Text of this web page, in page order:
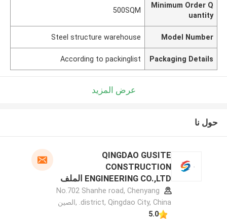
Minimum Order Q
uantity
500SQM
Model Number
Steel structure warehouse
Packaging Details
According to packinglist
عرض المزيد
حول نا
QINGDAO GUSITE
CONSTRUCTION
ENGINEERING CO.,LTD الملف
الشركة المصنعة
No.702 Shanhe road, Chenyang
district, Qingdao City, China. ,الصين
5.0